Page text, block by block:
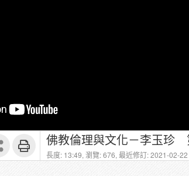
佛教倫理與文化－李玉
長度: 13:49, 瀏覽: 676, 最近修訂: 2021-02-22